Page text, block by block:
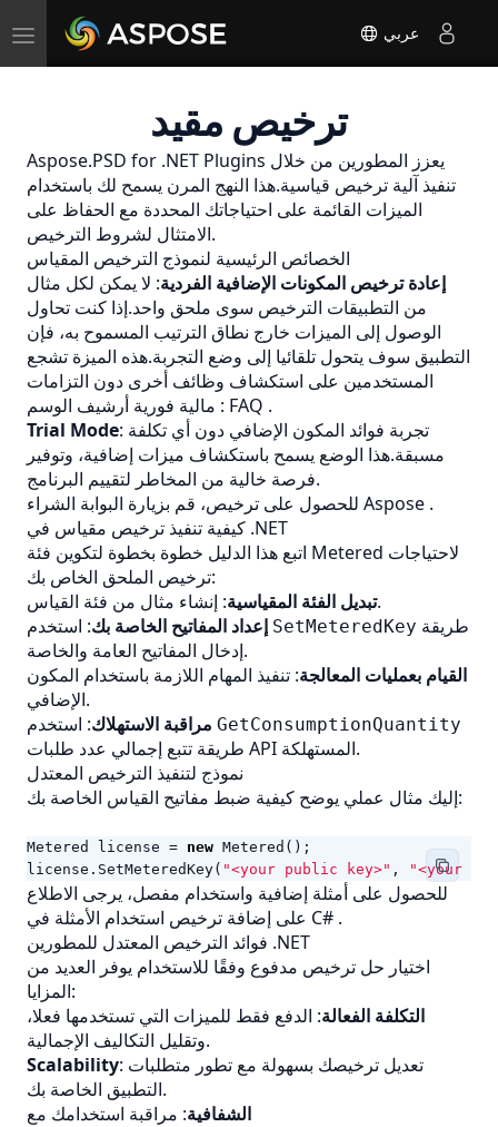
Toggle
navigation
عربي
ترخيص مقيد
Aspose.PSD for .NET Plugins يعزز المطورين من خلال
تنفيذ آلية ترخيص قياسية.هذا النهج المرن يسمح لك باستخدام
الميزات القائمة على احتياجاتك المحددة مع الحفاظ على
الامتثال لشروط الترخيص.
الخصائص الرئيسية لنموذج الترخيص المقياس
إعادة ترخيص المكونات الإضافية الفردية: لا يمكن لكل مثال
من التطبيقات الترخيص سوى ملحق واحد.إذا كنت تحاول
الوصول إلى الميزات خارج نطاق الترتيب المسموح به، فإن
التطبيق سوف يتحول تلقائيا إلى وضع التجربة.هذه الميزة تشجع
المستخدمين على استكشاف وظائف أخرى دون التزامات
مالية فورية أرشيف الوسم : FAQ .
Trial Mode: تجربة فوائد المكون الإضافي دون أي تكلفة
مسبقة.هذا الوضع يسمح باستكشاف ميزات إضافية، وتوفير
فرصة خالية من المخاطر لتقييم البرنامج.
للحصول على ترخيص، قم بزيارة البوابة الشراء Aspose .
كيفية تنفيذ ترخيص مقياس في .NET
اتبع هذا الدليل خطوة بخطوة لتكوين فئة Metered لاحتياجات
ترخيص الملحق الخاص بك:
تبديل الفئة المقياسية: إنشاء مثال من فئة القياس.
إعداد المفاتيح الخاصة بك SetMeteredKey
إدخال المفاتيح العامة والخاصة.
القيام بعمليات المعالجة: تنفيذ المهام اللازمة باستخدام المكون
الإضافي.
مراقبة الاستهلاك GetConsumptionQuantity
طريقة تتبع إجمالي عدد طلبات API المستهلكة.
نموذج لتنفيذ الترخيص المعتدل
إليك مثال عملي يوضح كيفية ضبط مفاتيح القياس الخاصة بك:
Metered license = new Metered ();
license . SetMeteredKey( "<your public key>" , "<your
للحصول على أمثلة إضافية واستخدام مفصل، يرجى الاطلاع
على إضافة ترخيص استخدام الأمثلة في C# .
فوائد الترخيص المعتدل للمطورين .NET
اختيار حل ترخيص مدفوع وفقًا للاستخدام يوفر العديد من
المزايا:
التكلفة الفعالة: الدفع فقط للميزات التي تستخدمها فعلا،
وتقليل التكاليف الإجمالية.
Scalability: تعديل ترخيصك بسهولة مع تطور متطلبات
التطبيق الخاصة بك.
الشفافية: مراقبة استخدامك مع